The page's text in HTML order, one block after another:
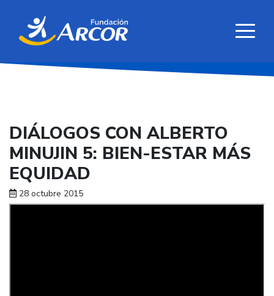
DIÁLOGOS CON ALBERTO
MINUJIN 5: BIEN-ESTAR MÁS
EQUIDAD
28 octubre 2015